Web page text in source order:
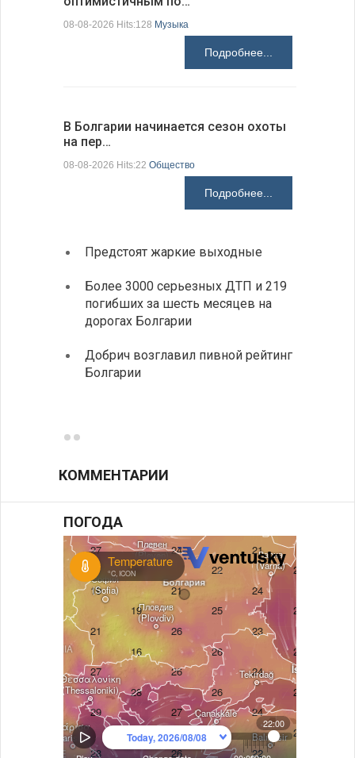
08-08-2026 Hits:128 Музыка
Подробнее...
В Болгарии начинается сезон охоты
на пер…
08-08-2026 Hits:22 Общество
Подробнее...
Предстоят жаркие выходные
Более 3000 серьезных ДТП и 219
погибших за шесть месяцев на
дорогах Болгарии
Добрич возглавил пивной рейтинг
Болгарии
КОММЕНТАРИИ
ПОГОДА